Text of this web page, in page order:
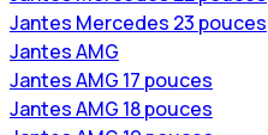
Jantes Mercedes 23 pouces
Jantes AMG
Jantes AMG 17 pouces
Jantes AMG 18 pouces